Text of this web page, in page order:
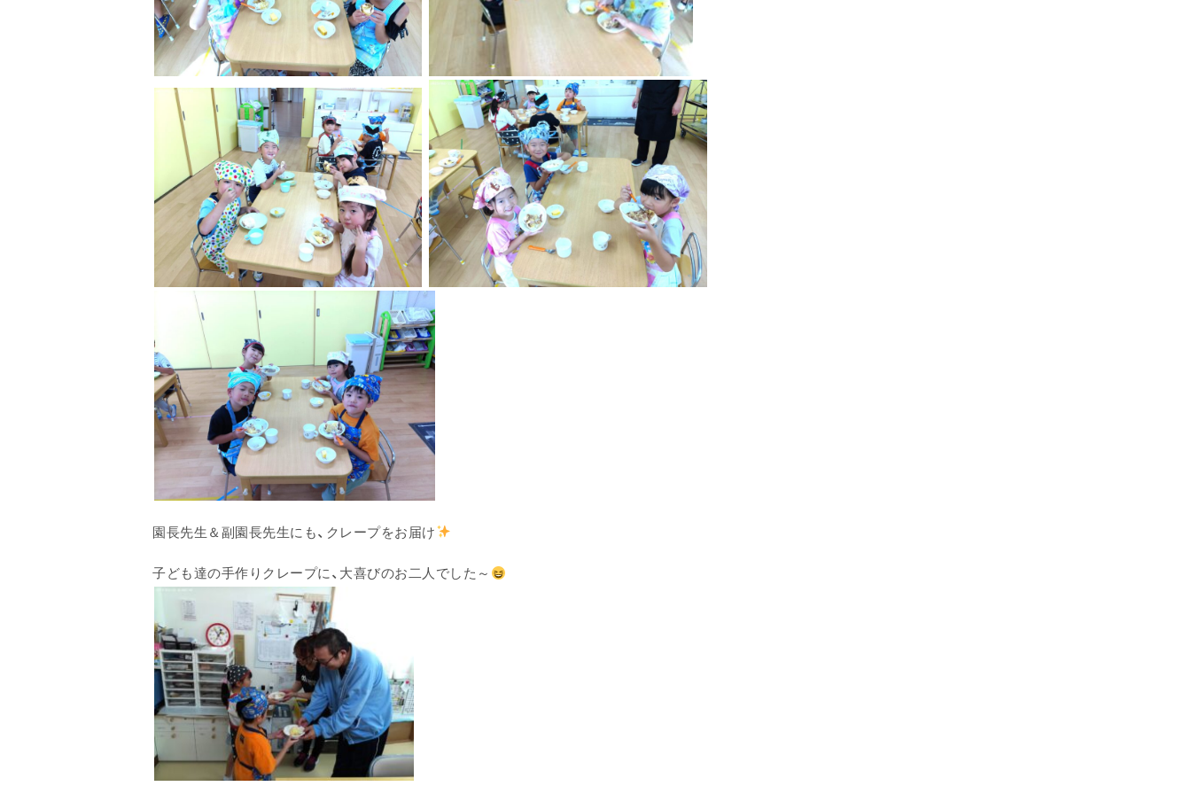
園長先生＆副園長先生にも、クレープをお届け
子ども達の手作りクレープに、大喜びのお二人でした～